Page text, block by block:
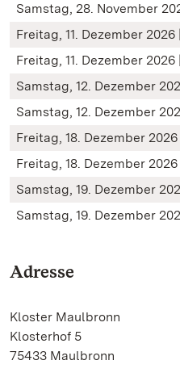
Samstag, 28. November
Freitag, 11. Dezember 2026
Freitag, 11. Dezember 2026
Samstag, 12. Dezember
Samstag, 12. Dezember
Freitag, 18. Dezember 2026
Freitag, 18. Dezember 2026
Samstag, 19. Dezember
Samstag, 19. Dezember
Adresse
Kloster Maulbronn
Klosterhof 5
75433 Maulbronn